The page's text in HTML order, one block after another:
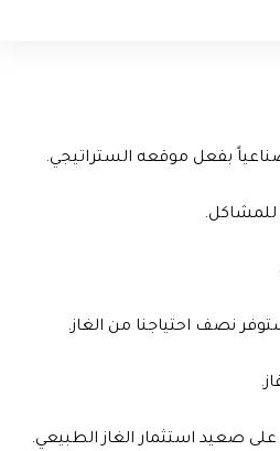
بفعل موقعه الستراتيجي.
للمشاكل.
نصف احتياجنا من الغاز.
صعيد استثمار الغاز الطبيعي.